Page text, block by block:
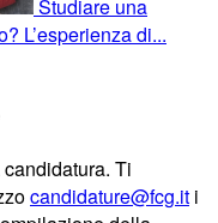
Studiare una
L’esperienza di...
Ti
candidature@fcg.it i